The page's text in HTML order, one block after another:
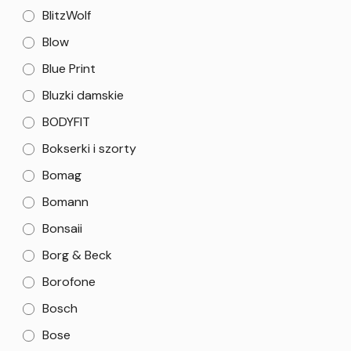
BlitzWolf
Blow
Blue Print
Bluzki damskie
BODYFIT
Bokserki i szorty
Bomag
Bomann
Bonsaii
Borg & Beck
Borofone
Bosch
Bose